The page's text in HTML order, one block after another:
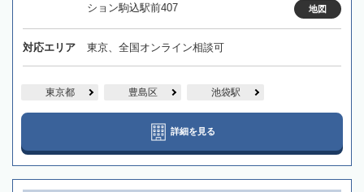
ション駒込駅前407
地図
対応エリア 東京、全国オンライン相談可
東京都 豊島区 池袋駅
詳細を見る